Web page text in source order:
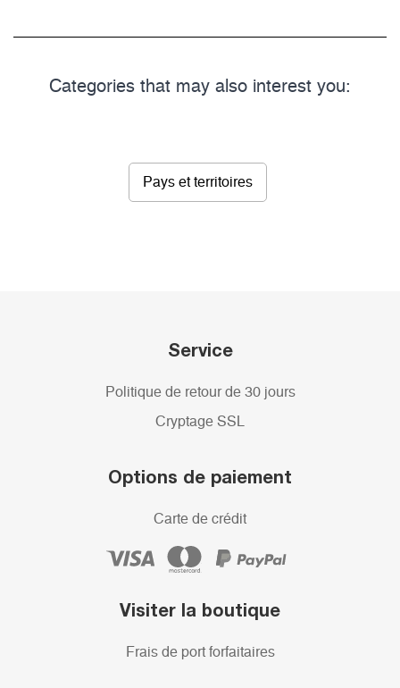
Categories that may also interest you:
Pays et territoires
Service
Politique de retour de 30 jours
Cryptage SSL
Options de paiement
Carte de crédit
Visiter la boutique
Frais de port forfaitaires